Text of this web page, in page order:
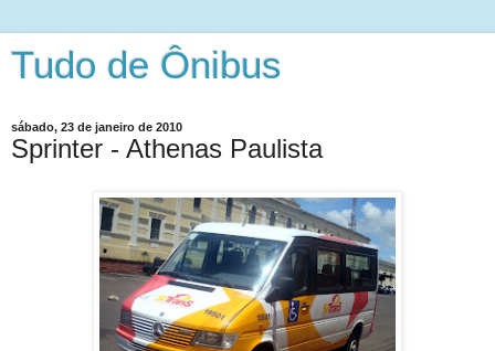
Tudo de Ônibus
sábado, 23 de janeiro de 2010
Sprinter - Athenas Paulista